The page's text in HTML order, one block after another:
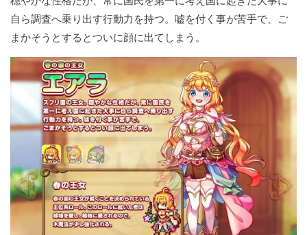
自ら調査へ乗り出す行動力を持つ。嘘を付く事が苦手で、ご
まかそうとするとついに顔に出てしまう。